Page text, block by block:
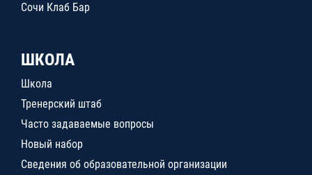
Сочи Клаб Бар
ШКОЛА
Школа
Тренерский штаб
Часто задаваемые вопросы
Новый набор
Сведения об образовательной организации